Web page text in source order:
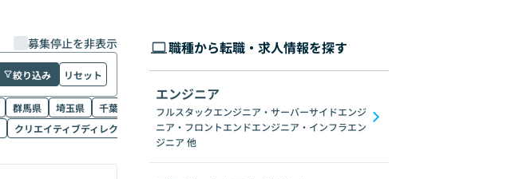
募集停止を非表示
絞り込み リセット
群馬県 埼玉県 千葉県 東京都 神奈川県 新潟県 富山県 石川県
クリエイティブディレクター Webデザイナー
職種から転職・求人情報を探す
エンジニア
フルスタックエンジニア・サーバーサイドエンジ
ニア・フロントエンドエンジニア・インフラエン
ジニア 他